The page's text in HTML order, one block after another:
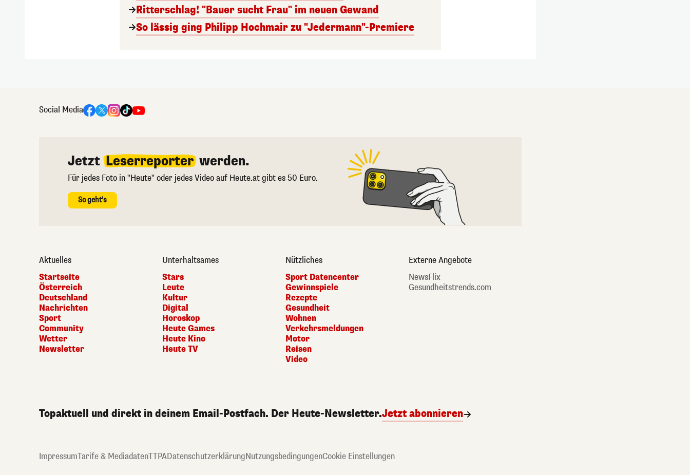
Ritterschlag! "Bauer sucht Frau" im neuen Gewand
So lässig ging Philipp Hochmair zu "Jedermann"-Premiere
Social Media
Jetzt Leserreporter werden.
Für jedes Foto in "Heute" oder jedes Video auf Heute.at gibt es 50 Euro.
So geht's
Aktuelles
Startseite
Österreich
Deutschland
Nachrichten
Sport
Community
Wetter
Newsletter
Unterhaltsames
Stars
Leute
Kultur
Digital
Horoskop
Heute Games
Heute Kino
Heute TV
Nützliches
Sport Datencenter
Gewinnspiele
Rezepte
Gesundheit
Wohnen
Verkehrsmeldungen
Motor
Reisen
Video
Externe Angebote
NewsFlix
Gesundheitstrends.com
Topaktuell und direkt in deinem Email-Postfach. Der Heute-Newsletter.Jetzt abonnieren
ImpressumTarife & MediadatenTTPADatenschutzerklärungNutzungsbedingungenCookie Einstellungen